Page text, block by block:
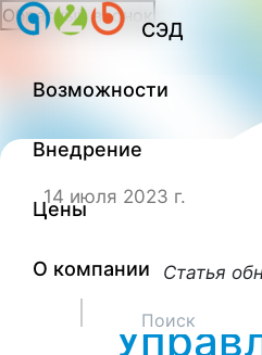
Обратный звонок
Онлайн-консультация А2Б
Здравствуйте!
СЭД
Возможности
Внедрение
Цены
О компании
14 июля 2023 г.
Статья